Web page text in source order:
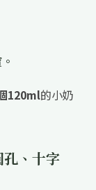
120ml的小奶
、十字